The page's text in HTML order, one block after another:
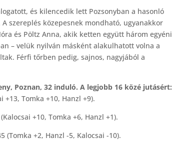
és kilencedik lett Pozsonyban a hasonló
szereplés közepesnek mondható, ugyanakkor
és Pöltz Anna, akik ketten együtt három egyéni
– velük nyilván másként alakulhatott volna a
Férfi tőrben pedig, sajnos, nagyjából a
Poznan, 32 induló. A legjobb 16 közé jutásért:
Tomka +10, Hanzl +9).
+10, Tomka +6, Hanzl +1).
(Tomka +2, Hanzl -5, Kalocsai -10).